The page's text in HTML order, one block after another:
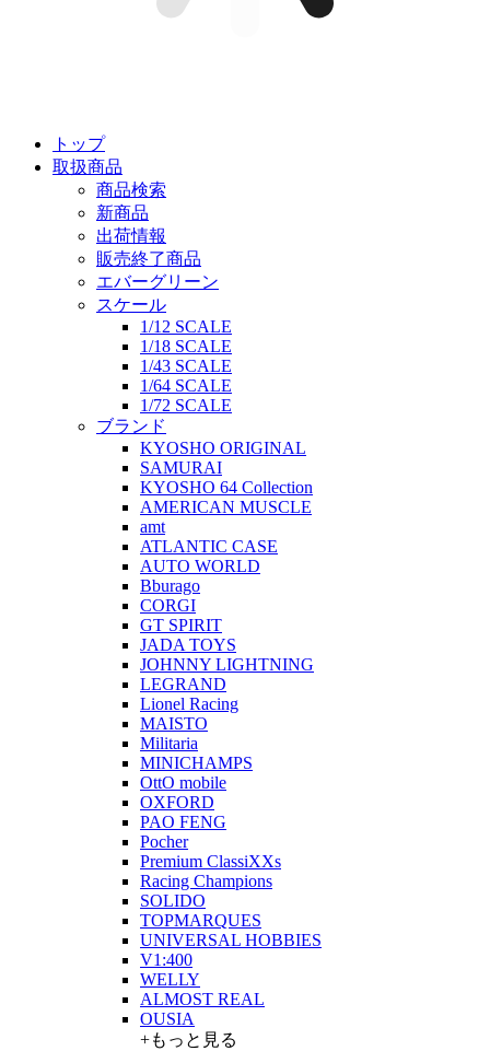
トップ
取扱商品
商品検索
新商品
出荷情報
販売終了商品
エバーグリーン
スケール
1/12 SCALE
1/18 SCALE
1/43 SCALE
1/64 SCALE
1/72 SCALE
ブランド
KYOSHO ORIGINAL
SAMURAI
KYOSHO 64 Collection
AMERICAN MUSCLE
amt
ATLANTIC CASE
AUTO WORLD
Bburago
CORGI
GT SPIRIT
JADA TOYS
JOHNNY LIGHTNING
LEGRAND
Lionel Racing
MAISTO
Militaria
MINICHAMPS
OttO mobile
OXFORD
PAO FENG
Pocher
Premium ClassiXXs
Racing Champions
SOLIDO
TOPMARQUES
UNIVERSAL HOBBIES
V1:400
WELLY
ALMOST REAL
OUSIA
+もっと見る